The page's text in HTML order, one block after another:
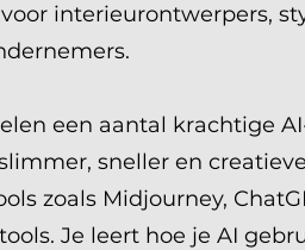
interieurontwerpers,
een aantal krachtige
sneller en
zoals Midjourney,
Je leert hoe je AI